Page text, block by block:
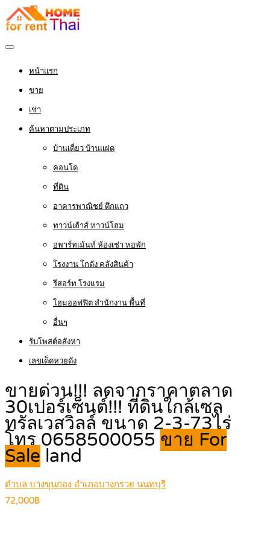
หน้าแรก
ขาย
เช่า
ค้นหาตามประเภท
บ้านเดี่ยว บ้านแฝด
คอนโด
ที่ดิน
อาคารพาณิชย์ ตึกแถว
ทาวน์เฮ้าส์ ทาวน์โฮม
อพาร์ทเม้นท์ ห้องเช่า หอพัก
โรงงาน โกดัง คลังสินค้า
รีสอร์ท โรงแรม
โฮมออฟฟิต สำนักงาน พื้นที่
อื่นๆ
รับโพสต์อสังหา
เลขเด็ดหวยดัง
ขายด่วน!!! ลดจากราคาตลาด
30เปอร์เซ็นต์!!! ที่ดินใกล้เซล
ทรัลเวสวิลล์ ขนาด 2-3-73ไร่
โทร 0658500055 ขาย For
Sale land
ตำบล บางขุนกอง อำเภอบางกรวย นนทบุรี
72,000฿